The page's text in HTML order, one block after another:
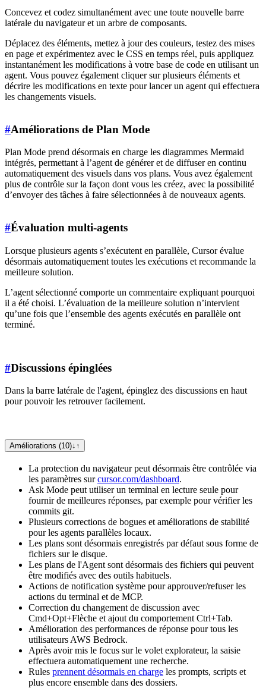
Concevez et codez simultanément avec une toute nouvelle barre
latérale du navigateur et un arbre de composants.
Déplacez des éléments, mettez à jour des couleurs, testez des mises
en page et expérimentez avec le CSS en temps réel, puis appliquez
instantanément les modifications à votre base de code en utilisant un
agent. Vous pouvez également cliquer sur plusieurs éléments et
décrire les modifications en texte pour lancer un agent qui effectuera
les changements visuels.
#Améliorations de Plan Mode
Plan Mode prend désormais en charge les diagrammes Mermaid
intégrés, permettant à l’agent de générer et de diffuser en continu
automatiquement des visuels dans vos plans. Vous avez également
plus de contrôle sur la façon dont vous les créez, avec la possibilité
d’envoyer des tâches à faire sélectionnées à de nouveaux agents.
#Évaluation multi-agents
Lorsque plusieurs agents s’exécutent en parallèle, Cursor évalue
désormais automatiquement toutes les exécutions et recommande la
meilleure solution.
L’agent sélectionné comporte un commentaire expliquant pourquoi
il a été choisi. L’évaluation de la meilleure solution n’intervient
qu’une fois que l’ensemble des agents exécutés en parallèle ont
terminé.
#Discussions épinglées
Dans la barre latérale de l'agent, épinglez des discussions en haut
pour pouvoir les retrouver facilement.
Améliorations (10)↓ ↑
La protection du navigateur peut désormais être contrôlée via
les paramètres surcursor.com/dashboard.
Ask Mode peut utiliser un terminal en lecture seule pour
fournir de meilleures réponses, par exemple pour vérifier les
commits git.
Plusieurs corrections de bogues et améliorations de stabilité
pour les agents parallèles locaux.
Les plans sont désormais enregistrés par défaut sous forme de
fichiers sur le disque.
Les plans de l'Agent sont désormais des fichiers qui peuvent
être modifiés avec des outils habituels.
Actions de notification système pour approuver/refuser les
actions du terminal et de MCP.
Correction du changement de discussion avec
Cmd+Opt+Flèche et ajout du comportement Ctrl+Tab.
Amélioration des performances de réponse pour tous les
utilisateurs AWS Bedrock.
Après avoir mis le focus sur le volet explorateur, la saisie
effectuera automatiquement une recherche.
Rules prennent désormais en charge les prompts, scripts et
plus encore ensemble dans des dossiers.